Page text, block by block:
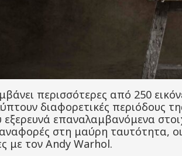
περισσότερες από 250
διαφορετικές περιόδους
εξερευνά επαναλαμβανόμενα
στη μαύρη ταυτότητα,
με τον Andy Warhol.